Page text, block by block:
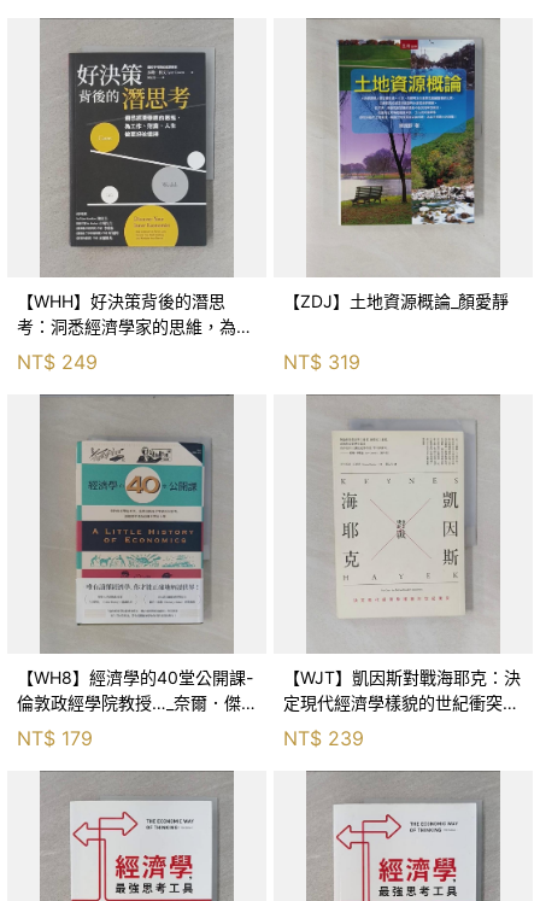
【WHH】好決策背後的潛思
考：洞悉經濟學家的思維，為工
作、財富、人生做更好的選擇_
泰勒．科文, 陳正芬
NT$ 249
【ZDJ】土地資源概論_顏愛靜
NT$ 319
【WH8】經濟學的40堂公開課-
倫敦政經學院教授…_奈爾．傑
斯坦尼, 吳書榆
NT$ 179
【WJT】凱因斯對戰海耶克：決
定現代經濟學樣貌的世紀衝突_
NT$ 239